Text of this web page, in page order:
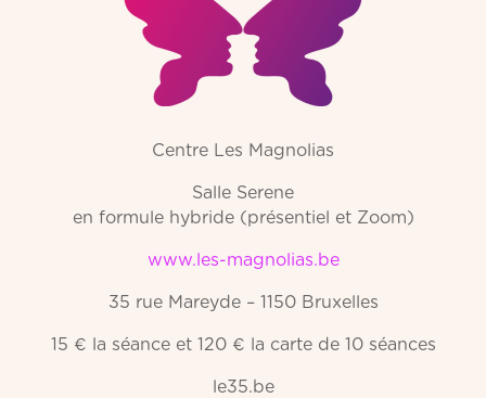
Centre Les Magnolias
Salle Serene
en formule hybride (présentiel et Zoom)
www.les-magnolias.be
35 rue Mareyde – 1150 Bruxelles
15 € la séance et 120 € la carte de 10 séances
le35.be